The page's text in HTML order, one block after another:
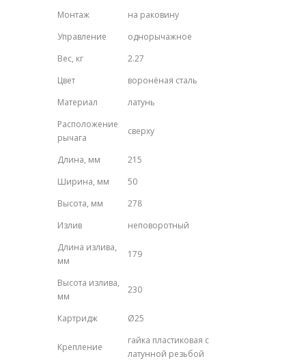
Монтаж
на раковину
Управление
однорычажное
Вес, кг
2.27
Цвет
воронёная сталь
Материал
латунь
Расположение
рычага
сверху
Длина, мм
215
Ширина, мм
50
Высота, мм
278
Излив
неповоротный
Длина излива,
мм
179
Высота излива,
мм
230
Картридж Ø25
Крепление
гайка пластиковая с
латунной резьбой